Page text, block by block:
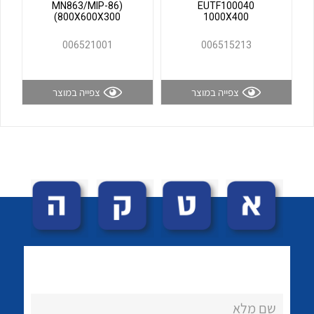
לכל מוצרי היצרן לכל מוצרי היצרן EUTF100040
1000X400
006515213
צפייה במוצר
(MN863/MIP-86
(800X600X300
006521001
צפייה במוצר
שם מלא